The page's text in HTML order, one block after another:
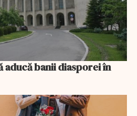
aducă banii diasporei în